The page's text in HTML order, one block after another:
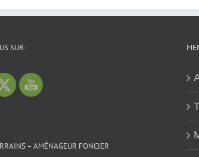
SUR :
– AMÉNAGEUR FONCIER